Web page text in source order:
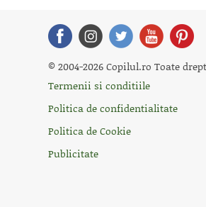
© 2004-2026 Copilul.ro Toate
Termenii si conditiile
Politica de confidentialitate
Politica de Cookie
Publicitate